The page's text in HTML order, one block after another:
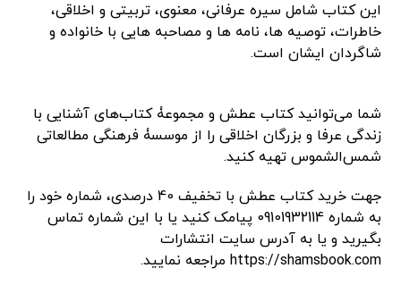
این کتاب شامل سیره عرفانی، معنوی، تربیتی و اخلاقی،
خاطرات، توصیه ها، نامه ها و مصاحبه هایی با خانواده و
شاگردان ایشان است.
شما می‌توانید کتاب عطش و مجموعۀ کتاب‌های آشنایی با
زندگی عرفا و بزرگان اخلاقی را از موسسۀ فرهنگی مطالعاتی
شمس‌الشموس تهیه کنید.
جهت خرید کتاب عطش با تخفیف 40 درصدی، شماره خود را
به شماره 09101932114 پیامک کنید یا با این شماره تماس
بگیرید و یا به آدرس سایت انتشارات
https://shamsbook.com مراجعه نمایید.